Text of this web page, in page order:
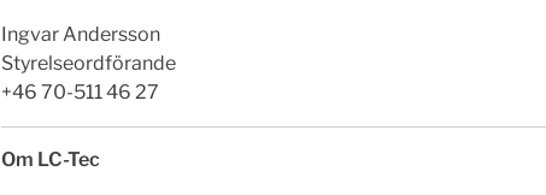
Ingvar Andersson
Styrelseordförande
+46 70-511 46 27
Om LC-Tec